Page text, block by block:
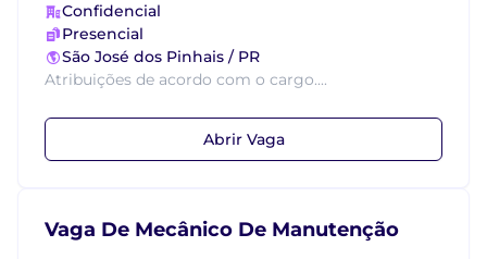
Confidencial
Presencial
São José dos Pinhais / PR
Atribuições de acordo com o cargo....
Abrir Vaga
Vaga De Mecânico De Manutenção